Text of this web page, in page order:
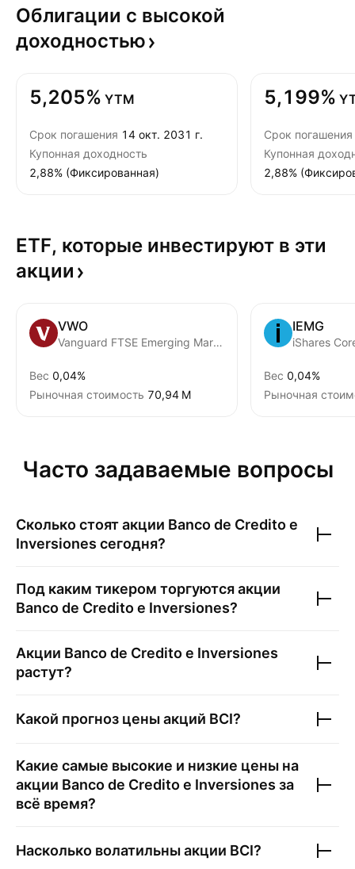
Облигации с высокой
доходностью
5,205% YTM
Срок погашения 14 окт. 2031 г.
Купонная доходность
2,88% (Фиксированная)
5,199%
Срок погашения
Купонная
2,88%
ETF, которые инвестируют в эти
акции
VWO
Vanguard FTSE Emerging Markets ETF
Вес 0,04%
Рыночная стоимость ‪70,94 M‬
IEMG
Вес 0,04%
Рыночная
Часто задаваемые вопросы
Сколько стоят акции Banco de Credito e
Inversiones сегодня?
Под каким тикером торгуются акции
Banco de Credito e Inversiones?
Акции Banco de Credito e Inversiones
растут?
Какой прогноз цены акций BCI?
Какие самые высокие и низкие цены на
акции Banco de Credito e Inversiones за
всё время?
Насколько волатильны акции BCI?